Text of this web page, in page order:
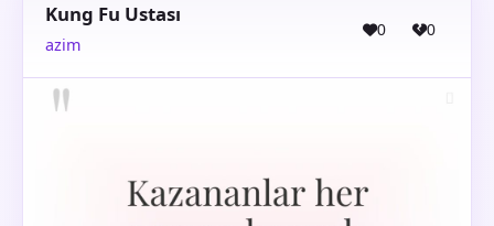
Kung Fu Ustası
azim
0 0